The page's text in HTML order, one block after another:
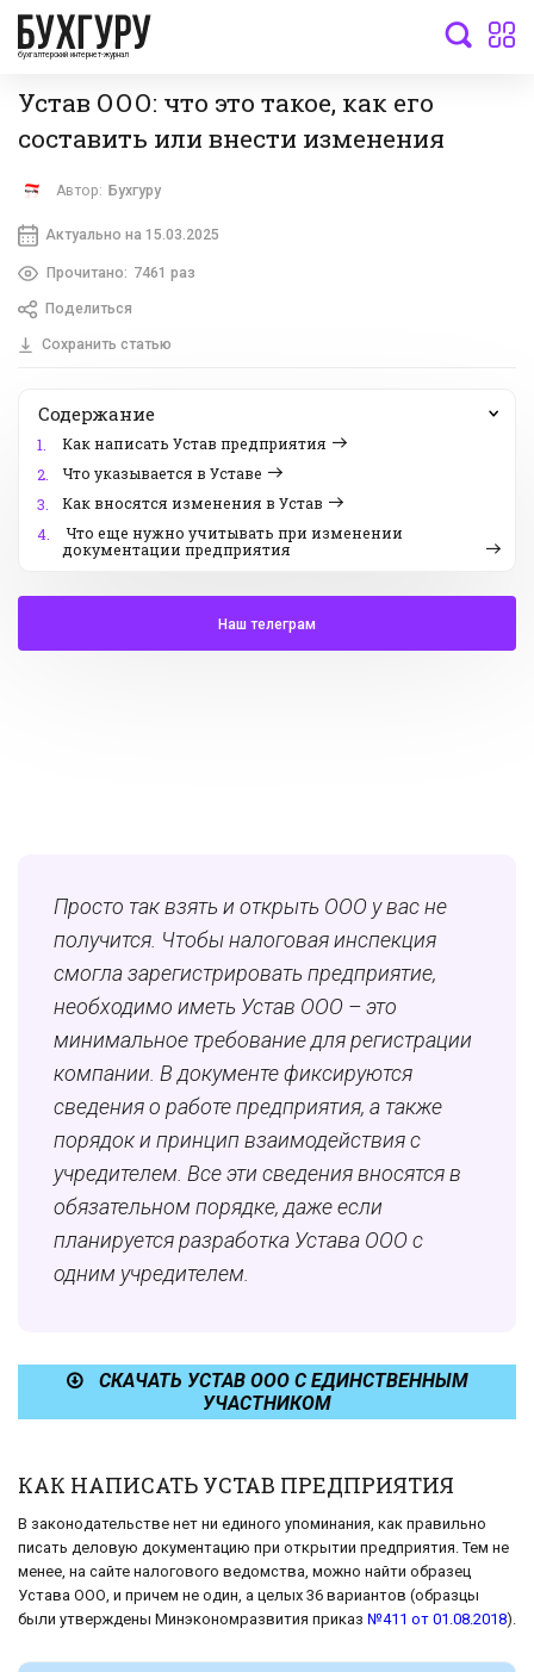
бухгалтерский интернет-журнал
Устав ООО: что это такое, как его
составить или внести изменения
Автор: Бухгуру
Актуально на 15.03.2025
Прочитано: 7461 раз
Поделиться
Сохранить статью
Содержание
1.
Как написать Устав предприятия
2.
Что указывается в Уставе
3.
Как вносятся изменения в Устав
4.
Что еще нужно учитывать при изменении
документации предприятия
Наш телеграм
Просто так взять и открыть ООО у вас не
получится. Чтобы налоговая инспекция
смогла зарегистрировать предприятие,
необходимо иметь Устав ООО – это
минимальное требование для регистрации
компании. В документе фиксируются
сведения о работе предприятия, а также
порядок и принцип взаимодействия с
учредителем. Все эти сведения вносятся в
обязательном порядке, даже если
планируется разработка Устава ООО с
одним учредителем.
СКАЧАТЬ УСТАВ ООО С ЕДИНСТВЕННЫМ
УЧАСТНИКОМ
КАК НАПИСАТЬ УСТАВ ПРЕДПРИЯТИЯ
В законодательстве нет ни единого упоминания, как правильно
писать деловую документацию при открытии предприятия. Тем не
менее, на сайте налогового ведомства, можно найти образец
Устава ООО, и причем не один, а целых 36 вариантов (образцы
были утверждены Минэкономразвития приказ №411 от 01.08.2018).